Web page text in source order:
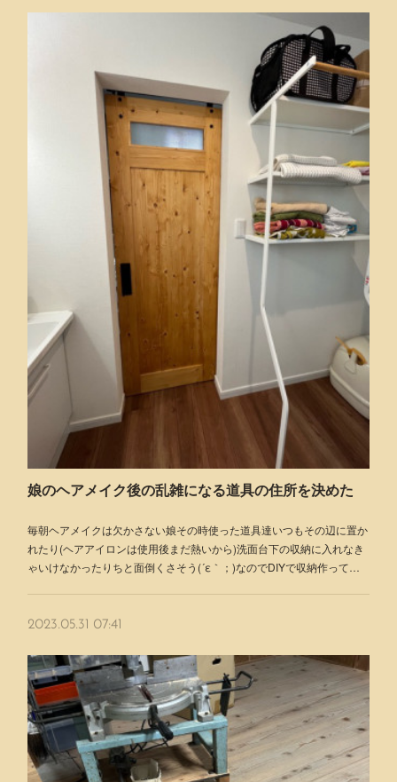
娘のヘアメイク後の乱雑になる道具の住所を決めた
毎朝ヘアメイクは欠かさない娘その時使った道具達いつもその辺に置か
れたり(ヘアアイロンは使用後まだ熱いから)洗面台下の収納に入れなき
ゃいけなかったりちと面倒くさそう(´ε｀；)なのでDIYで収納作って…
2023.05.31 07:41